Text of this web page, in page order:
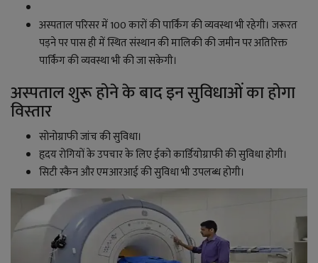
अस्पताल परिसर में 100 कारों की पार्किंग की व्यवस्था भी रहेगी। जरूरत
पड़ने पर पास ही में स्थित संस्थान की मालिकी की जमीन पर अतिरिक्त
पार्किंग की व्यवस्था भी की जा सकेगी।
अस्पताल शुरू होने के बाद इन सुविधाओं का होगा
विस्तार
सोनोग्राफी जांच की सुविधा।
हृदय रोगियों के उपचार के लिए ईको कार्डियोग्राफी की सुविधा होगी।
सिटी स्कैन और एमआरआई की सुविधा भी उपलब्ध होगी।